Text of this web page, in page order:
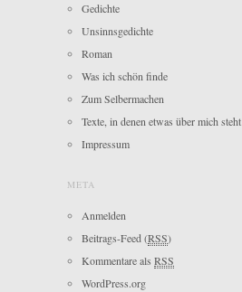
Gedichte
Unsinnsgedichte
Roman
Was ich schön finde
Zum Selbermachen
Texte, in denen etwas über mich steht
Impressum
META
Anmelden
Beitrags-Feed (RSS)
Kommentare als RSS
WordPress.org